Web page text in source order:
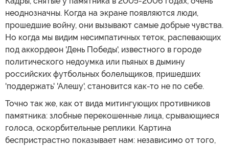
неоднозначны. Когда на экране появляются люди,
прошедшие войну, они вызывают самые добрые чувства.
Но когда мы видим несимпатичных теток, распевающих
под аккордеон 'День Победы', известного в городе
политического недоумка или пьяных в дымину
российских футбольных болельщиков, пришедших
'поддержать' 'Алешу', становится как-то не по себе.
Точно так же, как от вида митингующих противников
памятника: злобные перекошенные лица, срывающиеся
голоса, оскорбительные реплики. Картина
беспристрастно показывает нам: независимо от того,